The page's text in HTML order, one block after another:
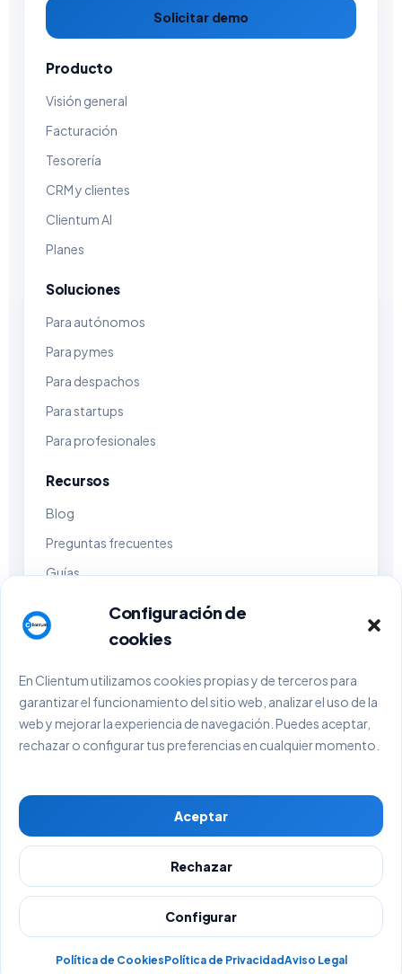
Configuración de
cookies
En Clientum utilizamos cookies propias y de terceros para
garantizar el funcionamiento del sitio web, analizar el uso de la
web y mejorar la experiencia de navegación. Puedes aceptar,
rechazar o configurar tus preferencias en cualquier momento.
Aceptar
Rechazar
Configurar
Política de CookiesPolítica de PrivacidadAviso Legal
Solicitar demo
Producto
Visión general
Facturación
Tesorería
CRM y clientes
Clientum AI
Planes
Soluciones
Para autónomos
Para pymes
Para despachos
Para startups
Para profesionales
Recursos
Blog
Preguntas frecuentes
Guías
Contacto
Empresa y legal
Sobre Clientum
Sobre BlackHold Consulting
Política de Privacidad
© 2026 Clientum. Todos los derechos reservados.